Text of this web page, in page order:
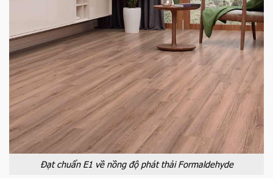
Đạt chuẩn E1 về nồng độ phát thải Formaldehyde